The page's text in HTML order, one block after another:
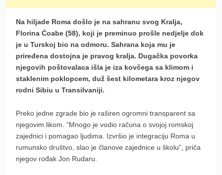
Na hiljade Roma došlo je na sahranu svog Kralja,
Florina Ćoabe (58), koji je preminuo prošle nedjelje dok
je u Turskoj bio na odmoru. Sahrana koja mu je
priređena dostojna je pravog kralja. Dugačka povorka
njegovih poštovalaca išla je iza kovčega sa klimom i
staklenim poklopcem, duž šest kilometara kroz njegov
rodni Sibiu u Transilvaniji.
Preko jedne zgrade bio je raširen ogromni transparent sa
njegovim likom. “Mnogo je vodio računa o svojoj romskoj
zajednici i pomagao ljudima. Izvršio je integraciju Roma u
rumunsko društvo, slao je članove zajednice u školu”, priča
njegov rođak Jon Rudaru.